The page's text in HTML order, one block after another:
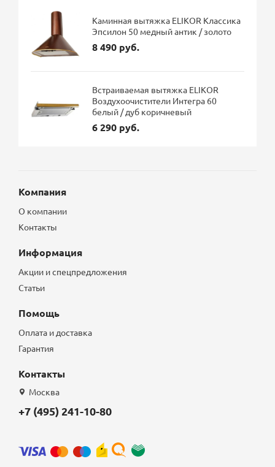
Каминная вытяжка ELIKOR Классика
Эпсилон 50 медный антик / золото
8 490 руб.
Встраиваемая вытяжка ELIKOR
Воздухоочистители Интегра 60
белый / дуб коричневый
6 290 руб.
Компания
О компании
Контакты
Информация
Акции и спецпредложения
Статьи
Помощь
Оплата и доставка
Гарантия
Контакты
Москва
+7 (495) 241-10-80